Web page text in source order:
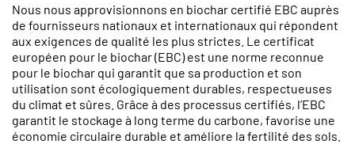
Nous nous approvisionnons en biochar certifié EBC auprès
de fournisseurs nationaux et internationaux qui répondent
aux exigences de qualité les plus strictes. Le certificat
européen pour le biochar (EBC) est une norme reconnue
pour le biochar qui garantit que sa production et son
utilisation sont écologiquement durables, respectueuses
du climat et sûres. Grâce à des processus certifiés, l’EBC
garantit le stockage à long terme du carbone, favorise une
économie circulaire durable et améliore la fertilité des sols.